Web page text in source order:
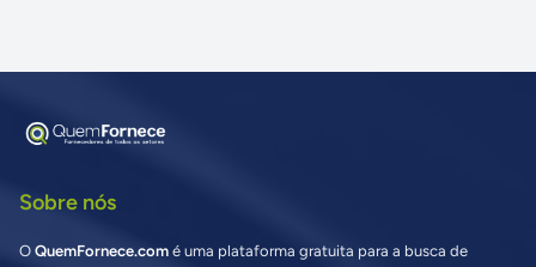
Sobre nós
O QuemFornece.com é uma plataforma gratuita para a busca de